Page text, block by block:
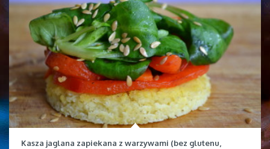
Kasza jaglana zapiekana z warzywami (bez glutenu,